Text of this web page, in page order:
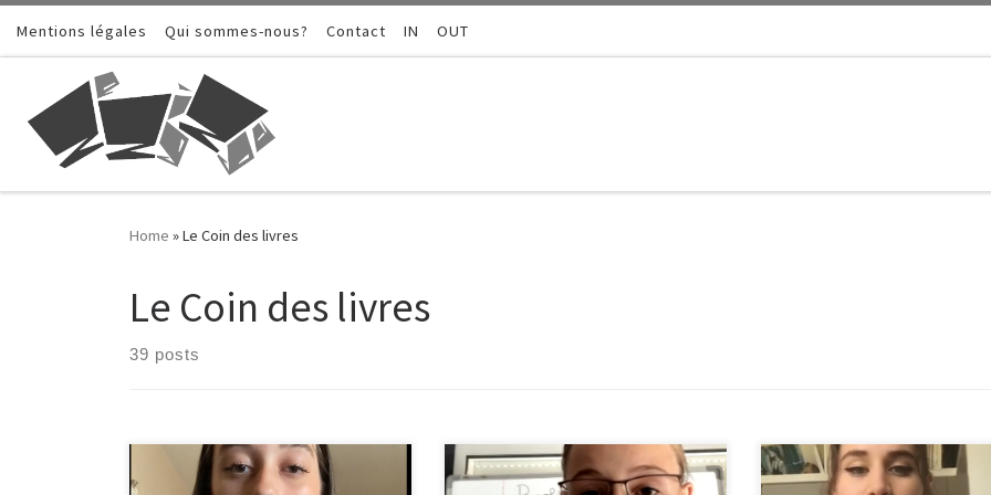
Skip to content
Mentions légales Qui sommes-nous? Contact IN OUT
Home »Le Coin des livres
Le Coin des livres
39 posts
Présentation par Eda Oruc (3eme)
Présentation par Angeline Monteil
Présentation par Camille Porte